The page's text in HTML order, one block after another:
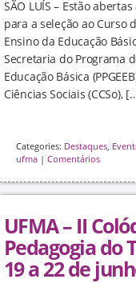
SÃO LUÍS – Estão
para a seleção ao Curso
Ensino da Educação
Secretaria do Programa
Educação Básica
Ciências Sociais (CCSo),
Categories: Destaques,
ufma | Comentários
UFMA – II
Pedagogia do
19 a 22 de